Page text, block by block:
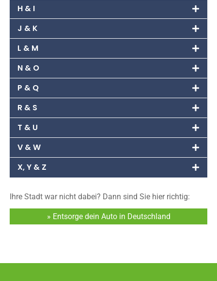
H & I
J & K
L & M
N & O
P & Q
R & S
T & U
V & W
X, Y & Z
Ihre Stadt war nicht dabei? Dann sind Sie hier richtig:
» Entsorge dein Auto in Deutschland